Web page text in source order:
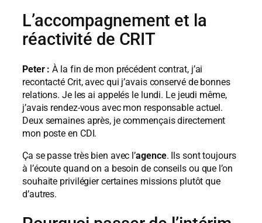
L’accompagnement et la
réactivité de CRIT
Peter : À la fin de mon précédent contrat, j’ai
recontacté Crit, avec qui j’avais conservé de bonnes
relations. Je les ai appelés le lundi. Le jeudi même,
j’avais rendez-vous avec mon responsable actuel.
Deux semaines après, je commençais directement
mon poste en CDI.
Ça se passe très bien avec l’agence. Ils sont toujours
à l’écoute quand on a besoin de conseils ou que l’on
souhaite privilégier certaines missions plutôt que
d’autres.